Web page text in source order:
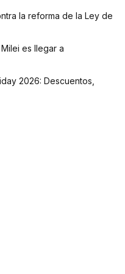
la reforma de la Ley de
es llegar a
2026: Descuentos,